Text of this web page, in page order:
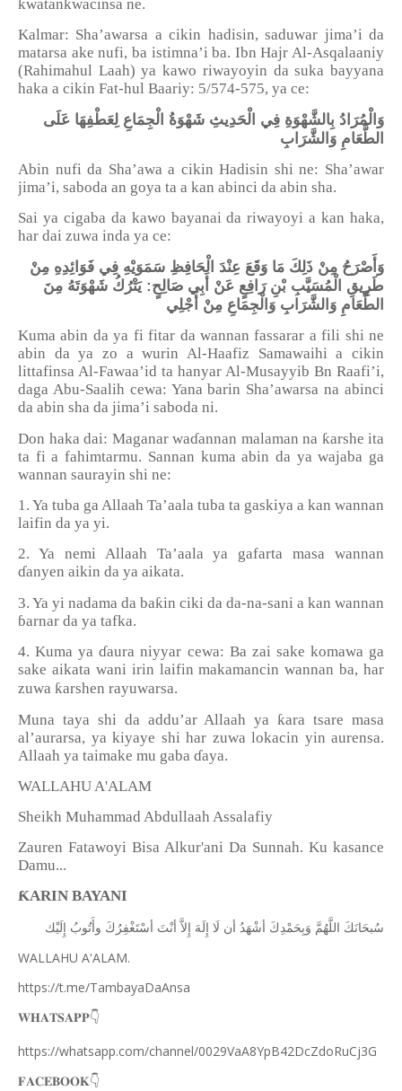
kwatankwacinsa ne.
Kalmar: Sha’awarsa a cikin hadisin, saduwar jima’i da
matarsa ake nufi, ba istimna’i ba. Ibn Hajr Al-Asqalaaniy
(Rahimahul Laah) ya kawo riwayoyin da suka bayyana
haka a cikin Fat-hul Baariy: 5/574-575, ya ce:
وَالْمُرَادُ بِالشَّهْوَةِ فِي الْحَدِيثِ شَهْوَةُ الْجِمَاعِ لِعَطْفِهَا عَلَى
الطَّعَامِ وَالشَّرَابِ
Abin nufi da Sha’awa a cikin Hadisin shi ne: Sha’awar
jima’i, saboda an goya ta a kan abinci da abin sha.
Sai ya cigaba da kawo bayanai da riwayoyi a kan haka,
har dai zuwa inda ya ce:
وَأَصْرَحُ مِنْ ذَلِكَ مَا وَقَعَ عِنْدَ الْحَافِظِ سَمَوَيْهِ فِي فَوَائِدِهِ مِنْ
طَرِيقِ الْمُسَيَّبِ بْنِ رَافِعٍ عَنْ أَبِي صَالِحٍ: يَتْرُكُ شَهْوَتَهُ مِنَ
الطَّعَامِ وَالشَّرَابِ وَالْجِمَاعِ مِنْ أَجْلِي
Kuma abin da ya fi fitar da wannan fassarar a fili shi ne
abin da ya zo a wurin Al-Haafiz Samawaihi a cikin
littafinsa Al-Fawaa’id ta hanyar Al-Musayyib Bn Raafi’i,
daga Abu-Saalih cewa: Yana barin Sha’awarsa na abinci
da abin sha da jima’i saboda ni.
Don haka dai: Maganar waɗannan malaman na ƙarshe ita
ta fi a fahimtarmu. Sannan kuma abin da ya wajaba ga
wannan saurayin shi ne:
1. Ya tuba ga Allaah Ta’aala tuba ta gaskiya a kan wannan
laifin da ya yi.
2. Ya nemi Allaah Ta’aala ya gafarta masa wannan
ɗanyen aikin da ya aikata.
3. Ya yi nadama da baƙin ciki da da-na-sani a kan wannan
ɓarnar da ya tafka.
4. Kuma yaɗaura niyyar cewa: Ba zai sake komawa ga
sake aikata wani irin laifin makamancin wannan ba, har
zuwa ƙarshen rayuwarsa.
Muna taya shi da addu’ar Allaah yaƙara tsare masa
al’aurarsa, ya kiyaye shi har zuwa lokacin yin aurensa.
Allaah ya taimake mu gaba ɗaya.
WALLAHU A'ALAM
Sheikh Muhammad Abdullaah Assalafiy
Zauren Fatawoyi Bisa Alkur'ani Da Sunnah. Ku kasance
Damu...
ƘARIN BAYANI
ﺳُﺒﺤَﺎﻧَﻚَ ﺍﻟﻠَّﻬُﻢَّ ﻭَﺑِﺤَﻤْﺪِﻙَ ﺃﺷْﻬَﺪُ ﺃﻥ ﻟَﺎ ﺇِﻟَﻪَ ﺇِﻻَّ ﺃﻧْﺖَ ﺃﺳْﺘَﻐْﻔِﺮُﻙَ ﻭﺃَﺗُﻮﺏُ ﺇِﻟَﻴْﻚ
WALLAHU A'ALAM.
https://t.me/TambayaDaAnsa
𝐖𝐇𝐀𝐓𝐒𝐀𝐏𝐏👇
https://whatsapp.com/channel/0029VaA8YpB42DcZdoRuCj3G
𝐅𝐀𝐂𝐄𝐁𝐎𝐎𝐊👇